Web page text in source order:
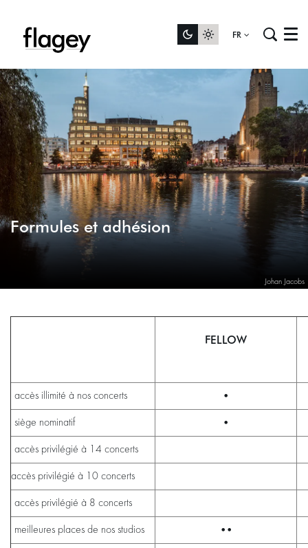
FR Menu
Johan Jacobs
Formules et adhésion
FELLOW
accès illimité à nos concerts •
siège nominatif •
accès privilégié à 14 concerts
accès privilégié à 10 concerts
accès privilégié à 8 concerts
meilleures places de nos studios ••